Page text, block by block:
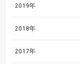
2019年
2018年
2017年